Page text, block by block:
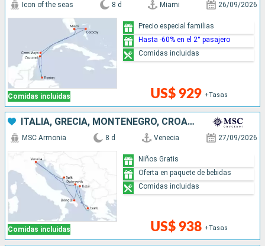
Comidas incluidas
Icon of the seas 8 d Miami 26/09/2026
US$ 929 +Tasas
Precio especial familias
Hasta -60% en el 2° pasajero
Comidas incluidas
ITALIA, GRECIA, MONTENEGRO, CROACIA
Comidas incluidas
MSC Armonia 8 d Venecia 27/09/2026
US$ 938 +Tasas
Niños Gratis
Oferta en paquete de bebidas
Comidas incluidas